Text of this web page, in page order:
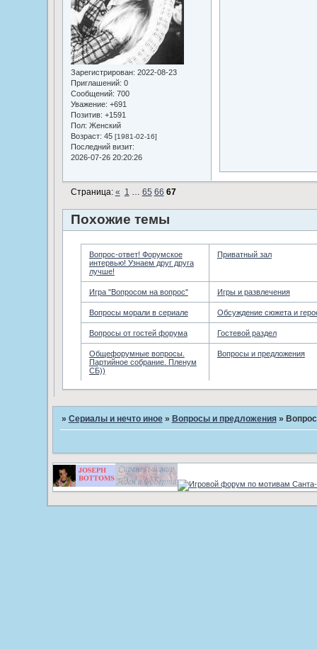
Зарегистрирован: 2022-08-23
Приглашений: 0
Сообщений: 700
Уважение: +691
Позитив: +1591
Пол: Женский
Возраст: 45 [1981-02-16]
Последний визит:
2026-07-26 20:20:26
Страница: « 1 … 65 66 67
Похожие темы
Вопрос-ответ! Форумское
интервью! Узнаем друг друга
лучше!
Приватный зал
Игра "Вопросом на вопрос" Игры и развлечения
Вопросы морали в сериале Обсуждение сюжета и
Вопросы от гостей форума Гостевой раздел
Общефорумные вопросы.
Партийное собрание. Пленум
СБ))
Вопросы и предложения
» Сериалы и нечто иное » Вопросы и предложения »